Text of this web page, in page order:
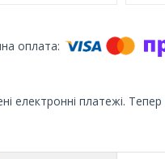
електронні платежі.